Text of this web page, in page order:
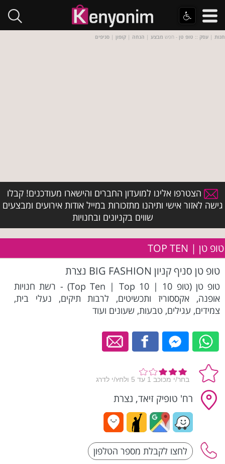
חנות | עסק :: טופ טן - חפש מבצע | הנחה | קופון | סניפים
הצטרפו אלינו למועדון החברים והישארו מעודכנים! קבלו
גישה לאזור אישי ותיהנו מתזכורות במייל אודות אירועים ומבצעים
שווים בקניונים ובחנויות
טופ טן | TOP TEN
טופ טן סניף קניון BIG FASHION נצרת
טופ טן (טופ 10 | Top Ten | Top 10) - רשת חנויות
אופנה, אקססוריז ותכשיטים, לרבות תיקים, נעלי בית,
צמידים, עגילים, טבעות, שעונים ועוד
רח' טופיק זיאד, נצרת